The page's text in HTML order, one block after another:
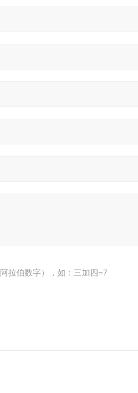
拉伯数字），如：三加四=7